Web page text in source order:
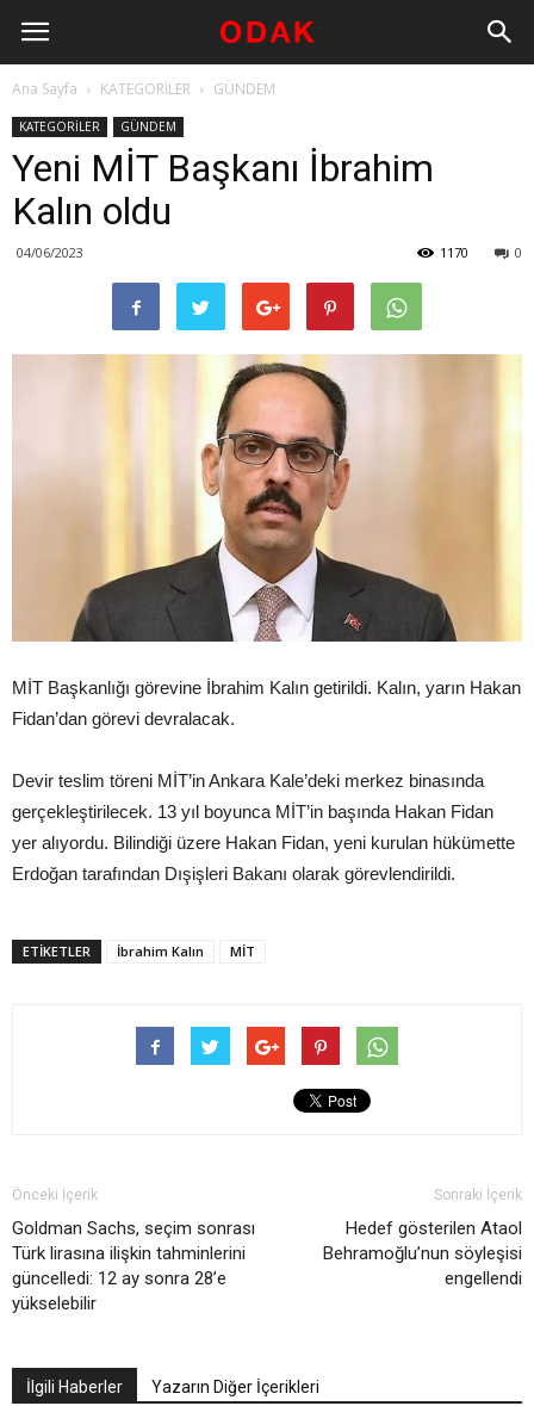
Ana Sayfa KATEGORİLER GÜNDEM
KATEGORİLER GÜNDEM
Yeni MİT Başkanı İbrahim
Kalın oldu
04/06/2023 0
1170
MİT Başkanlığı görevine İbrahim Kalın getirildi. Kalın, yarın Hakan
Fidan’dan görevi devralacak.
Devir teslim töreni MİT’in Ankara Kale’deki merkez binasında
gerçekleştirilecek. 13 yıl boyunca MİT’in başında Hakan Fidan
yer alıyordu. Bilindiği üzere Hakan Fidan, yeni kurulan hükümette
Erdoğan tarafından Dışişleri Bakanı olarak görevlendirildi.
ETIKETLER İbrahim Kalın MİT
Önceki İçerik
Goldman Sachs, seçim sonrası
Türk lirasına ilişkin tahminlerini
güncelledi: 12 ay sonra 28’e
yükselebilir
Sonraki İçerik
Hedef gösterilen Ataol
Behramoğlu’nun söyleşisi
engellendi
İlgili Haberler Yazarın Diğer İçerikleri